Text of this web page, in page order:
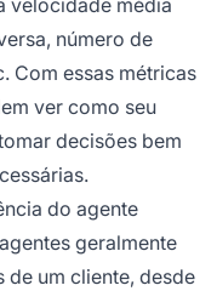
número de
Com essas métricas
ver como seu
decisões bem
do agente
geralmente
de um cliente, desde